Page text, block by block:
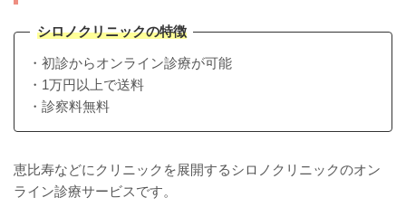
シロノクリニックの特徴
・初診からオンライン診療が可能
・1万円以上で送料
・診察料無料
恵比寿などにクリニックを展開するシロノクリニックのオン
ライン診療サービスです。